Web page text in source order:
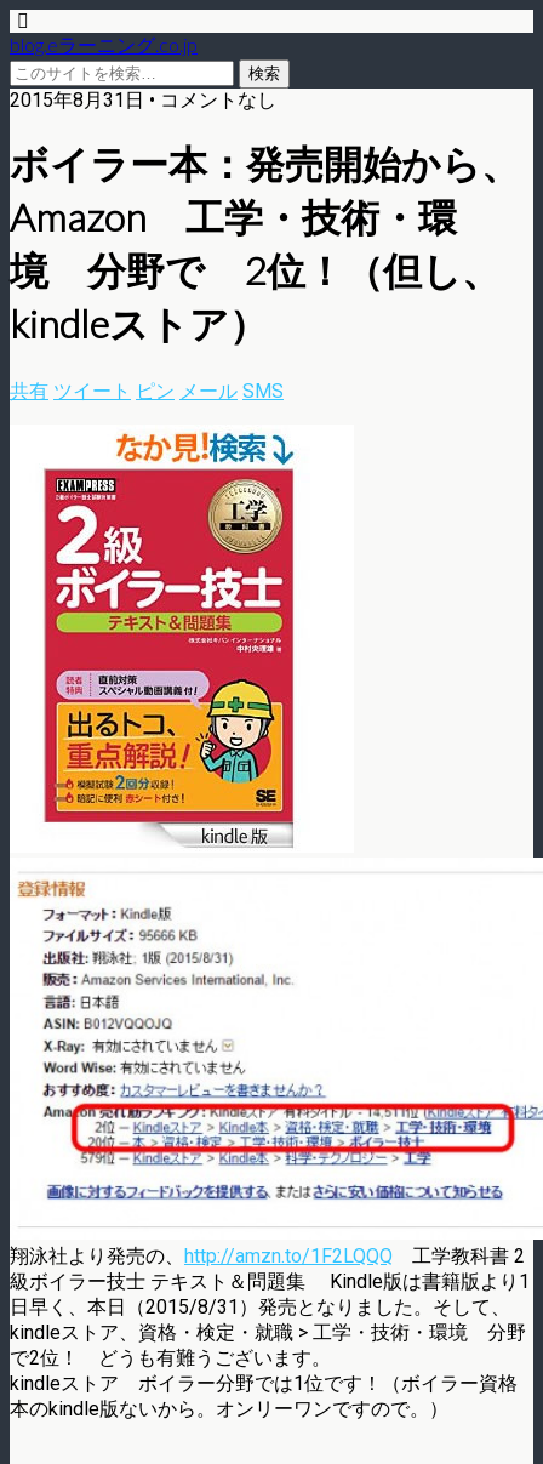
blog.eラーニング.co.jp
2015年8月31日 • コメントなし
ボイラー本：発売開始から、
Amazon 工学・技術・環
境 分野で 2位！（但し、
kindleストア）
共有 ツイート ピン メール SMS
翔泳社より発売の、 http://amzn.to/1F2LQQQ 工学教科書 2
級ボイラー技士 テキスト＆問題集 Kindle版は書籍版より1
日早く、本日（2015/8/31）発売となりました。そして、
kindleストア、資格・検定・就職 > 工学・技術・環境 分野
で2位！ どうも有難うございます。
kindleストア ボイラー分野では1位です！（ボイラー資格
本のkindle版ないから。オンリーワンですので。）